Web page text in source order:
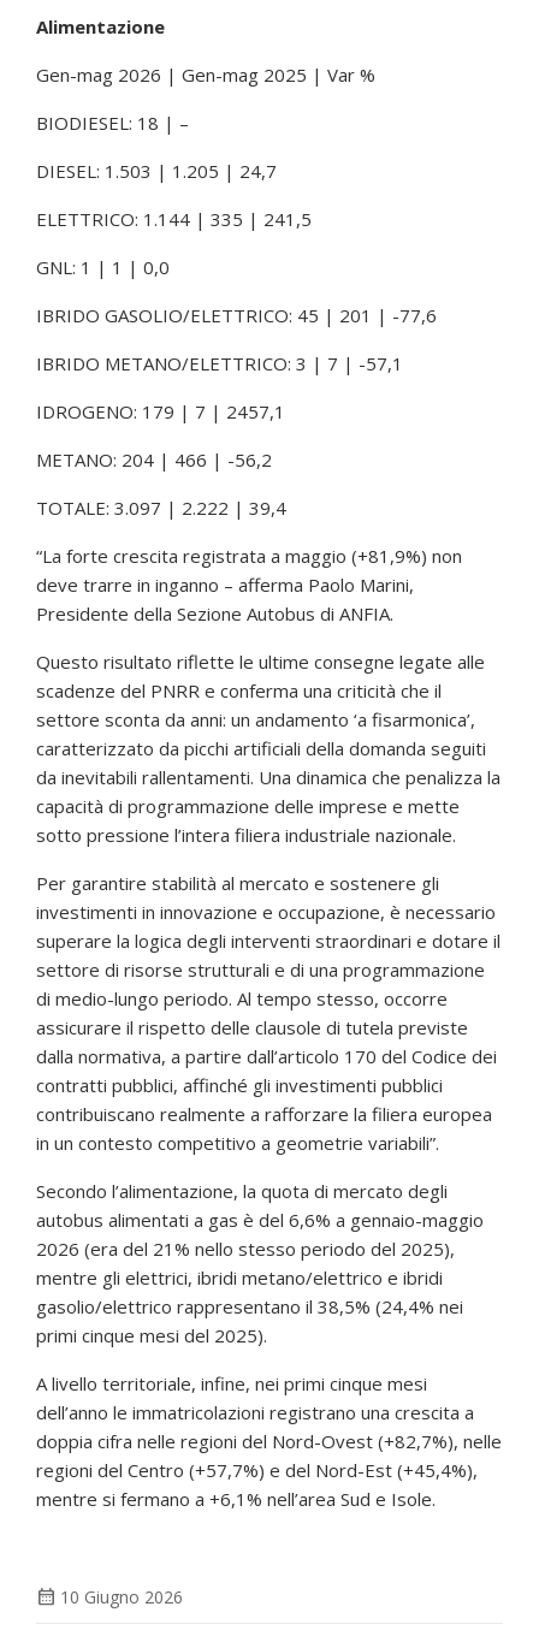
Alimentazione
Gen-mag 2026 | Gen-mag 2025 | Var %
BIODIESEL: 18 | –
DIESEL: 1.503 | 1.205 | 24,7
ELETTRICO: 1.144 | 335 | 241,5
GNL: 1 | 1 | 0,0
IBRIDO GASOLIO/ELETTRICO: 45 | 201 | -77,6
IBRIDO METANO/ELETTRICO: 3 | 7 | -57,1
IDROGENO: 179 | 7 | 2457,1
METANO: 204 | 466 | -56,2
TOTALE: 3.097 | 2.222 | 39,4
“La forte crescita registrata a maggio (+81,9%) non
deve trarre in inganno – afferma Paolo Marini,
Presidente della Sezione Autobus di ANFIA.
Questo risultato riflette le ultime consegne legate alle
scadenze del PNRR e conferma una criticità che il
settore sconta da anni: un andamento ‘a fisarmonica’,
caratterizzato da picchi artificiali della domanda seguiti
da inevitabili rallentamenti. Una dinamica che penalizza la
capacità di programmazione delle imprese e mette
sotto pressione l’intera filiera industriale nazionale.
Per garantire stabilità al mercato e sostenere gli
investimenti in innovazione e occupazione, è necessario
superare la logica degli interventi straordinari e dotare il
settore di risorse strutturali e di una programmazione
di medio-lungo periodo. Al tempo stesso, occorre
assicurare il rispetto delle clausole di tutela previste
dalla normativa, a partire dall’articolo 170 del Codice dei
contratti pubblici, affinché gli investimenti pubblici
contribuiscano realmente a rafforzare la filiera europea
in un contesto competitivo a geometrie variabili”.
Secondo l’alimentazione, la quota di mercato degli
autobus alimentati a gas è del 6,6% a gennaio-maggio
2026 (era del 21% nello stesso periodo del 2025),
mentre gli elettrici, ibridi metano/elettrico e ibridi
gasolio/elettrico rappresentano il 38,5% (24,4% nei
primi cinque mesi del 2025).
A livello territoriale, infine, nei primi cinque mesi
dell’anno le immatricolazioni registrano una crescita a
doppia cifra nelle regioni del Nord-Ovest (+82,7%), nelle
regioni del Centro (+57,7%) e del Nord-Est (+45,4%),
mentre si fermano a +6,1% nell’area Sud e Isole.
calendar_month 10 Giugno 2026